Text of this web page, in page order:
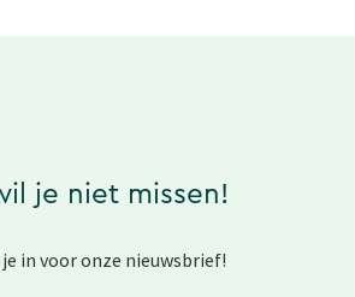
je niet missen!
in voor onze nieuwsbrief!